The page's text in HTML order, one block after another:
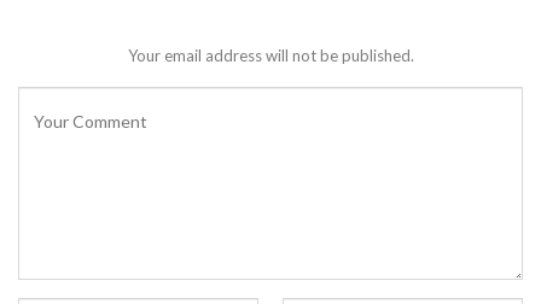
Your email address will not be published.